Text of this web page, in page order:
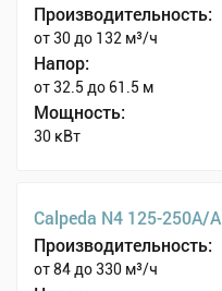
Производительность:
от 30 до 132 м³/ч
Напор:
от 32.5 до 61.5 м
Мощность:
30 кВт
Calpeda N4 125-250A/A
Производительность:
от 84 до 330 м³/ч